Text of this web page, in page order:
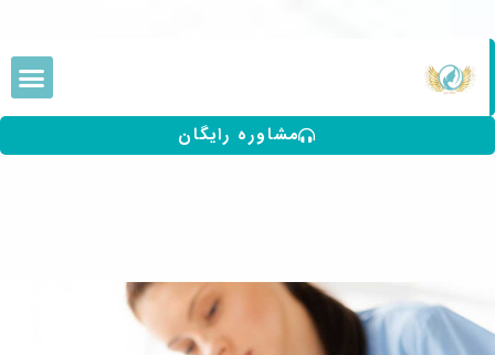
مشاوره رایگان